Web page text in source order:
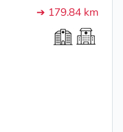
➔ 179.84 km